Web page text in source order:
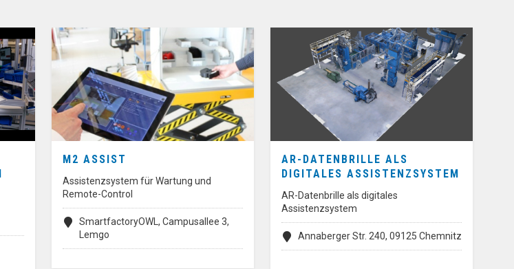
M2 ASSIST
Assistenzsystem für Wartung und
Remote-Control
SmartfactoryOWL, Campusallee 3,
Lemgo
AR-DATENBRILLE ALS
DIGITALES ASSISTENZSYSTEM
AR-Datenbrille als digitales
Assistenzsystem
Annaberger Str. 240, 09125 Chemnitz